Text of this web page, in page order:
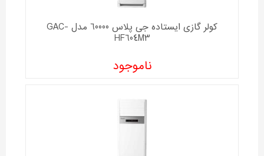
کولر گازی ایستاده جی پلاس 60000 مدل GAC-
HF604M3
ناموجود